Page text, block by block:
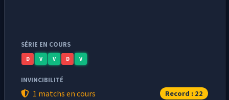
SÉRIE EN COURS
D V V D V
INVINCIBILITÉ
1 matchs en cours Record : 22